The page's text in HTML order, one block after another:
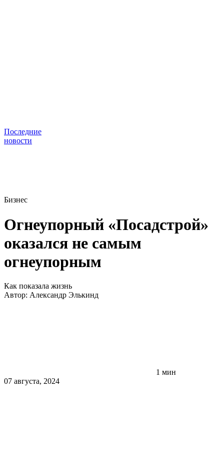
Последние
новости
Бизнес
Огнеупорный «Посадстрой»
оказался не самым
огнеупорным
Как показала жизнь
Автор: Александр Элькинд
1 мин
07 августа, 2024